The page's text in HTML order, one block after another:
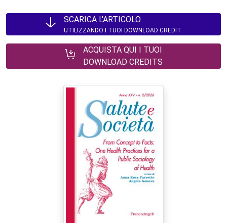
SCARICA L'ARTICOLO
UTILIZZANDO I TUOI DOWNLOAD CREDIT
ACQUISTA QUI I TUOI
DOWNLOAD CREDITS